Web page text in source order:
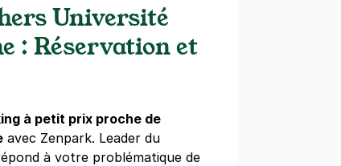
(tarifs dégressifs)
Saint-Eustache - SAEMES
Université
: Réservation et
à petit prix proche de
avec Zenpark. Leader du
à votre problématique de